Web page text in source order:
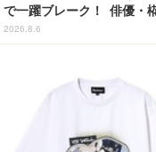
で一躍ブレーク！ 俳優・
の2nd写真集が予約開始
2026.8.6